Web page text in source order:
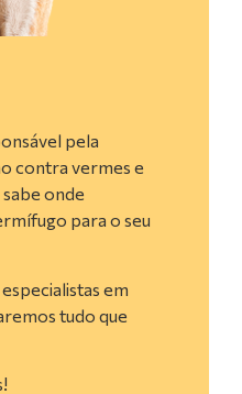
pela
contra vermes e
onde
para o seu
em
tudo que